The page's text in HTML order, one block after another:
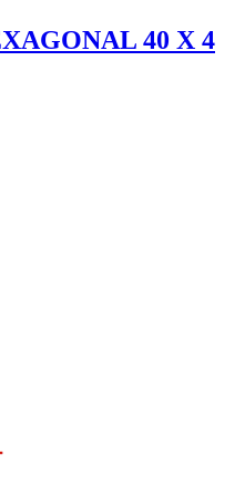
40 X 4